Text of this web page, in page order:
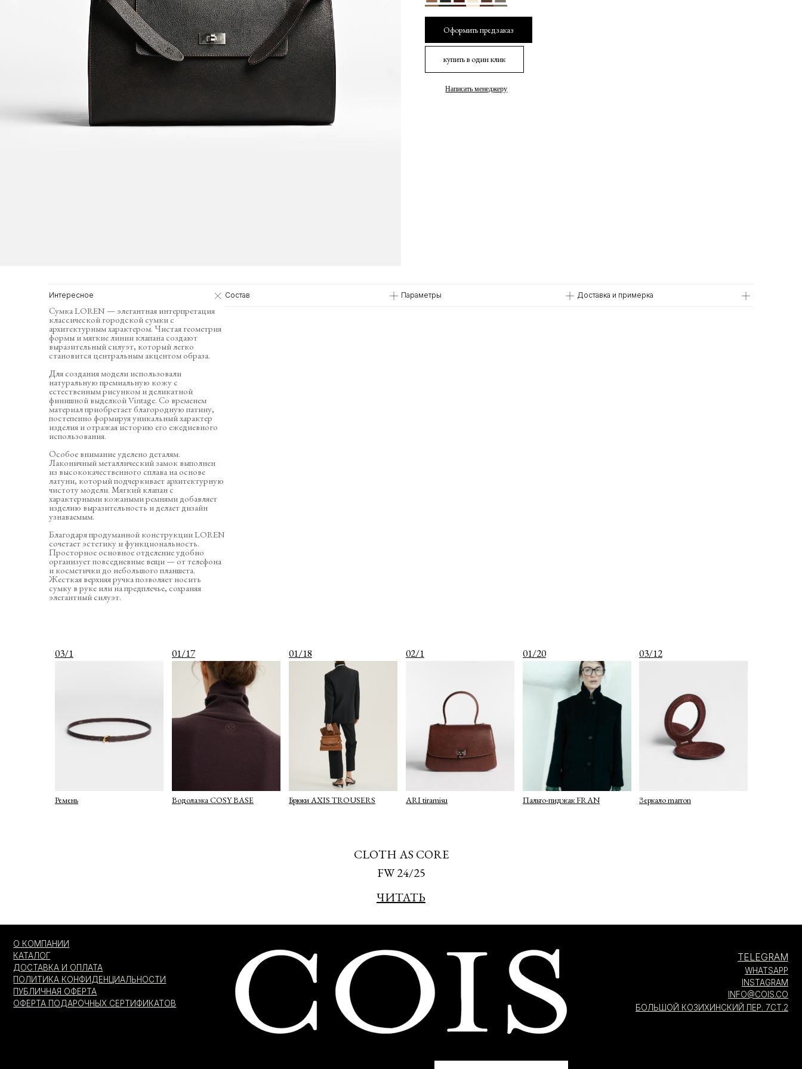
Оформить предзаказ
купить в один клик
Написать менеджеру
Интересное
Сумка LOREN — элегантная интерпретация
классической городской сумки с
архитектурным характером. Чистая геометрия
формы и мягкие линии клапана создают
выразительный силуэт, который легко
становится центральным акцентом образа.
Для создания модели использовали
натуральную премиальную кожу с
естественным рисунком и деликатной
финишной выделкой Vintage. Со временем
материал приобретает благородную патину,
постепенно формируя уникальный характер
изделия и отражая историю его ежедневного
использования.
Особое внимание уделено деталям.
Лаконичный металлический замок выполнен
из высококачественного сплава на основе
латуни, который подчеркивает архитектурную
чистоту модели. Мягкий клапан с
характерными кожаными ремнями добавляет
изделию выразительность и делает дизайн
узнаваемым.
Благодаря продуманной конструкции LOREN
сочетает эстетику и функциональность.
Просторное основное отделение удобно
организует повседневные вещи — от телефона
и косметички до небольшого планшета.
Жесткая верхняя ручка позволяет носить
сумку в руке или на предплечье, сохраняя
элегантный силуэт.
Состав Параметры Доставка и примерка
03/12
Зеркало marron
03/1
Ремень
02/1
ARI tiramisu
01/20
Пальто-пиджак FRAN
01/17
Водолазка COSY BASE
01/18
Брюки AXIS TROUSERS
CLOTH AS CORE
FW 24/25
ЧИТАТЬ
политикой конфиденциальности
согласие на информационную рассылку